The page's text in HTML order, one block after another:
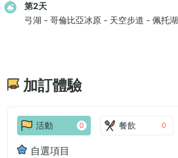
第2天
弓湖 - 哥倫比亞冰原 - 天空步道 - 佩托湖
加訂體驗
活動 0 餐飲 0
自選項目